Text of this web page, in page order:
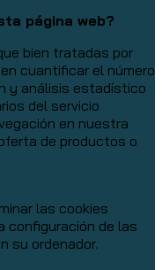
página web?
bien tratadas por
cuantificar el número
y análisis estadístico
del servicio
en nuestra
de productos o
las cookies
configuración de las
su ordenador.